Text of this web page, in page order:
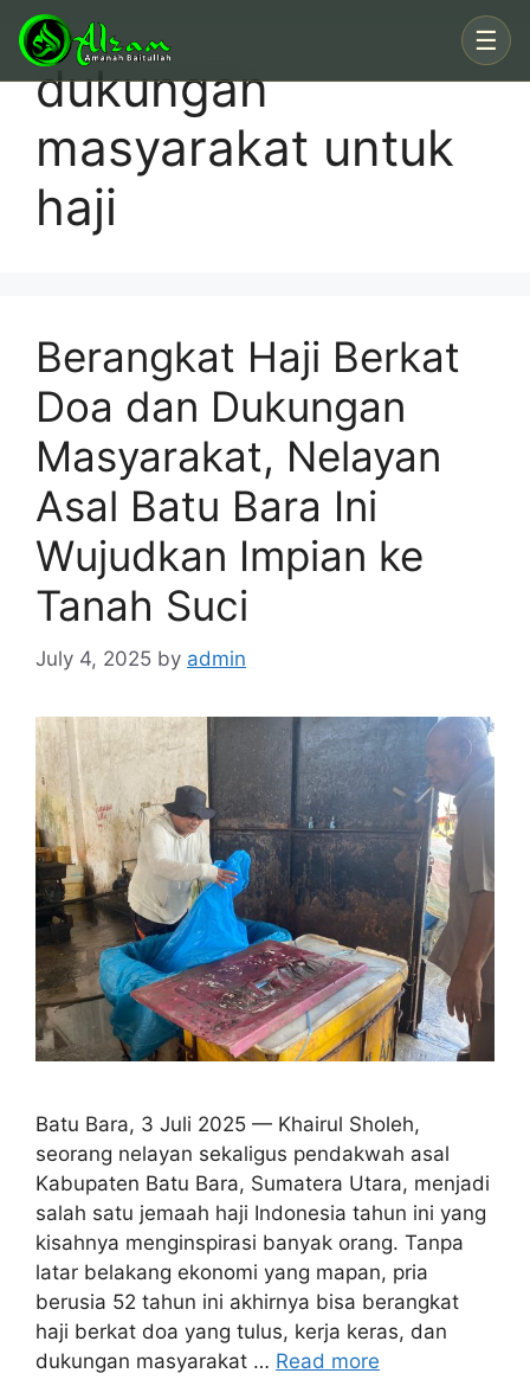
☰
Skip
contentdukungan
masyarakat untuk
haji
Berangkat Haji Berkat
Doa dan Dukungan
Masyarakat, Nelayan
Asal Batu Bara Ini
Wujudkan Impian ke
Tanah Suci
July 4, 2025 by admin
Batu Bara, 3 Juli 2025 — Khairul Sholeh,
seorang nelayan sekaligus pendakwah asal
Kabupaten Batu Bara, Sumatera Utara, menjadi
salah satu jemaah haji Indonesia tahun ini yang
kisahnya menginspirasi banyak orang. Tanpa
latar belakang ekonomi yang mapan, pria
berusia 52 tahun ini akhirnya bisa berangkat
haji berkat doa yang tulus, kerja keras, dan
dukungan masyarakat … Read more